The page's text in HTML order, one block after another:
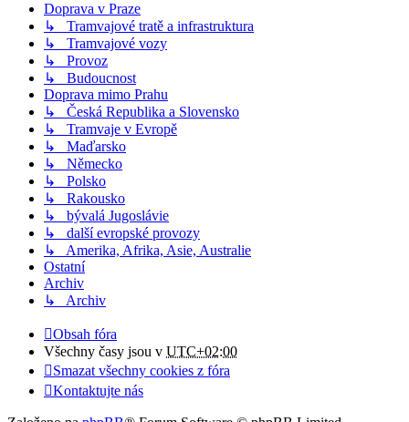
Doprava v Praze
↳ Tramvajové tratě a infrastruktura
↳ Tramvajové vozy
↳ Provoz
↳ Budoucnost
Doprava mimo Prahu
↳ Česká Republika a Slovensko
↳ Tramvaje v Evropě
↳ Maďarsko
↳ Německo
↳ Polsko
↳ Rakousko
↳ bývalá Jugoslávie
↳ další evropské provozy
↳ Amerika, Afrika, Asie, Australie
Ostatní
Archiv
↳ Archiv
Obsah fóra
Všechny časy jsou v UTC+02:00
Smazat všechny cookies z fóra
Kontaktujte nás